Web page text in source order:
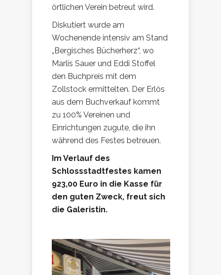
örtlichen Verein betreut wird.
Diskutiert wurde am
Wochenende intensiv am Stand
„Bergisches Bücherherz“, wo
Marlis Sauer und Eddi Stoffel
den Buchpreis mit dem
Zollstock ermittelten. Der Erlös
aus dem Buchverkauf kommt
zu 100% Vereinen und
Einrichtungen zugute, die ihn
während des Festes betreuen.
Im Verlauf des
Schlossstadtfestes kamen
923,00 Euro in die Kasse für
den guten Zweck, freut sich
die Galeristin.